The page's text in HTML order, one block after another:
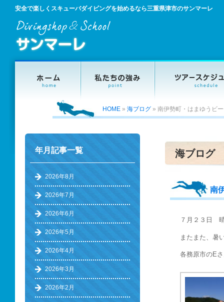
安全で楽しくスキューバダイビングを始めるなら三重県津市のサンマーレ
HOME » 海ブログ » 南伊勢町・はまゆうビ
海ブログ
南
７月２３日
またまた、暑
各務原市のE
年月記事一覧
2026年8月
2026年7月
2026年6月
2026年5月
2026年4月
2026年3月
2026年2月